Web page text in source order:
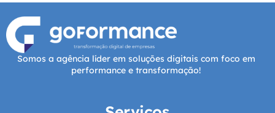
Somos a agência líder em soluções digitais com foco em
performance e transformação!